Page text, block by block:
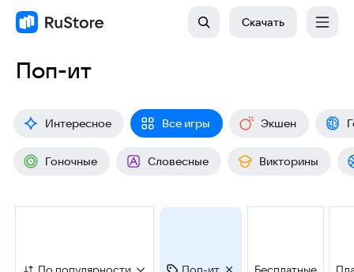
Скачать
Поп-ит
Интересное Все игры Экшен
Гоночные Словесные Викторины